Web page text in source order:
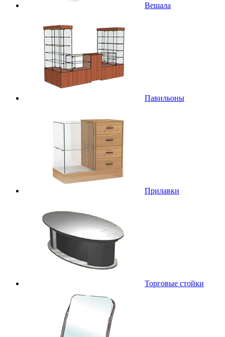
Вешала
Павильоны
Прилавки
Торговые стойки